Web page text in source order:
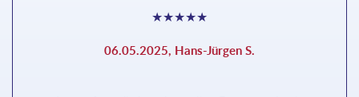
★★★★★
06.05.2025, Hans-Jürgen S.